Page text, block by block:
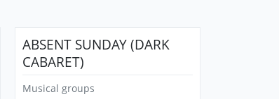
ABSENT SUNDAY (DARK
CABARET)
Musical groups